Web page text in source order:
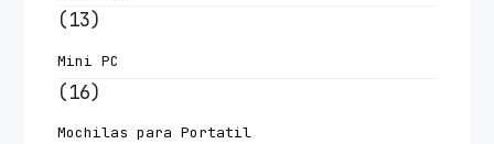
(13)
Mini PC
(16)
Mochilas para Portatil